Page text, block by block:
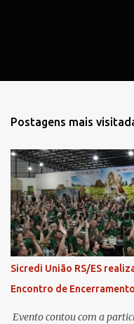
Postagens mais
Sicredi União RS/ES
Encontro de
Evento contou com a